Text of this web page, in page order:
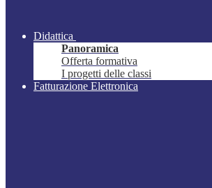
Didattica
Panoramica
Offerta formativa
I progetti delle classi
Fatturazione Elettronica